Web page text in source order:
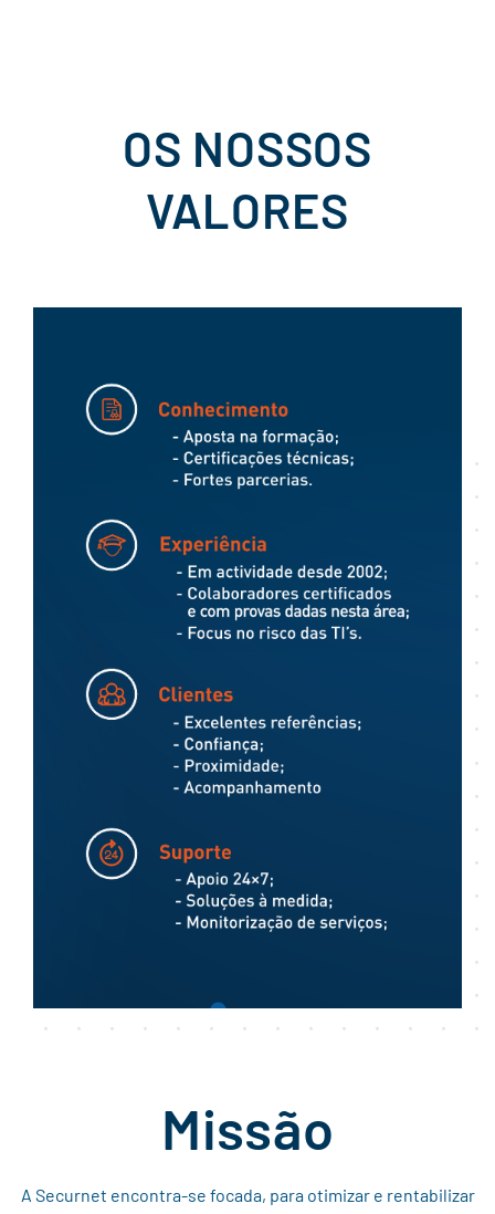
OS NOSSOS
VALORES
Missão
A Securnet encontra-se focada, para otimizar e rentabilizar